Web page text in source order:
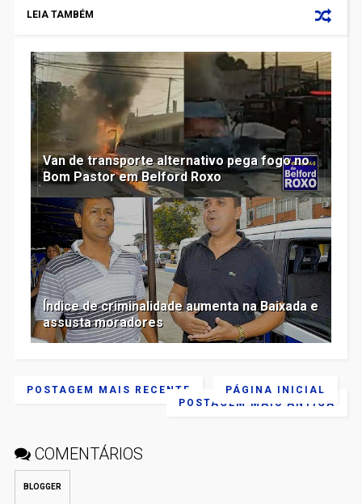
LEIA TAMBÉM
Van de transporte alternativo pega fogo no
Bom Pastor em Belford Roxo
Índice de criminalidade aumenta na Baixada e
assusta moradores
POSTAGEM MAIS RECENTE
POSTAGEM MAIS ANTIGA
PÁGINA INICIAL
COMENTÁRIOS
BLOGGER